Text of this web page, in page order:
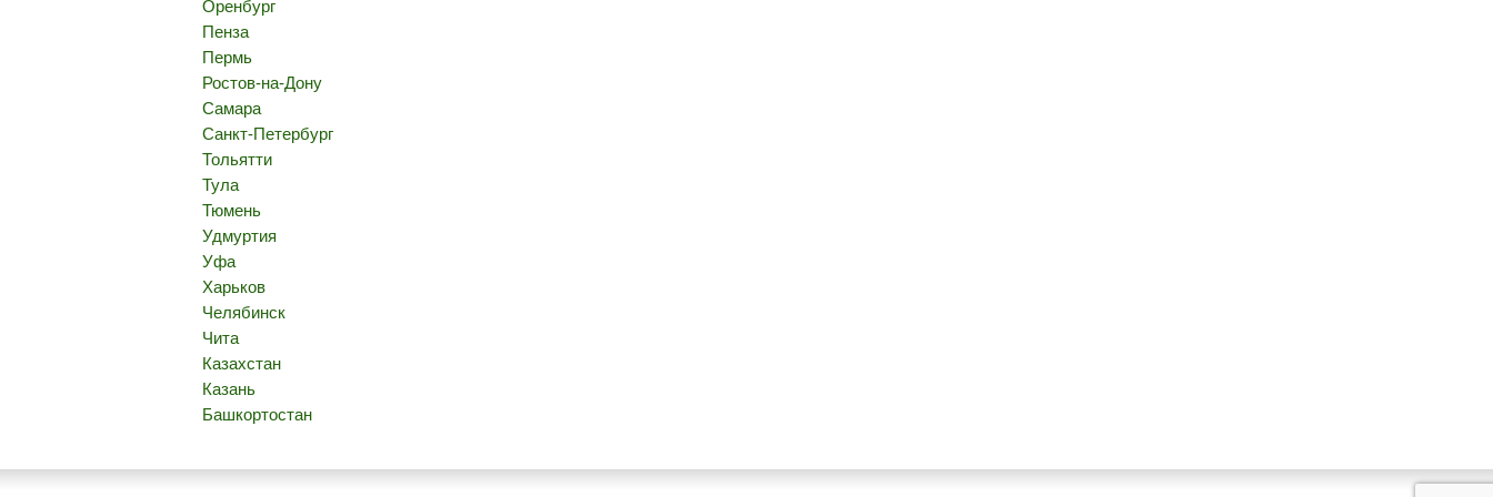
Оренбург
Пенза
Пермь
Ростов-на-Дону
Самара
Санкт-Петербург
Тольятти
Тула
Тюмень
Удмуртия
Уфа
Харьков
Челябинск
Чита
Казахстан
Казань
Башкортостан